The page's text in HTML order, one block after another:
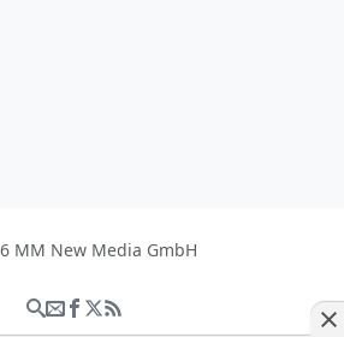
MM New Media GmbH